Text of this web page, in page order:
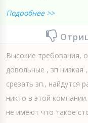
Подробнее >>
Высокие требования,
довольные , зп
срезать зп., найдутся
никто в этой
не имеют что такое